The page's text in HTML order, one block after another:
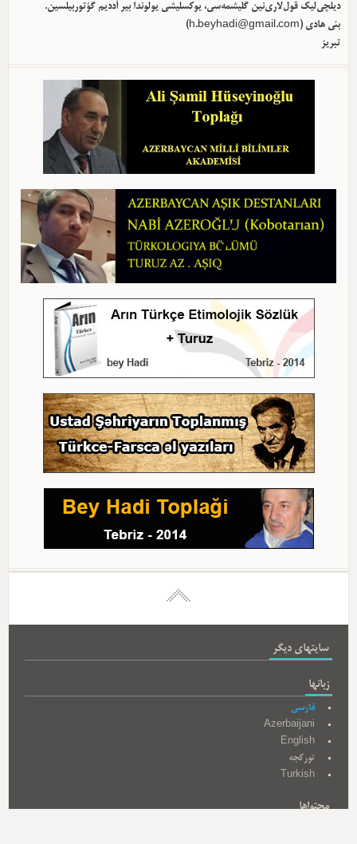
دیلچی‌لیک قول‌لاری‌نین گلیشمه‌سی، یوکسلیشی یولوندا بیر آددیم گؤتوربیلسین.
بئی هادی ( h.beyhadi@gmail.com
)
تبریز
سایتهای دیگر
زبانها
فارسی
Azerbaijani
English
تورکجه
Turkish
محتواها